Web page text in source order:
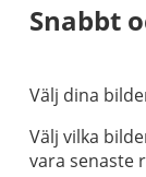
Snabbt
Välj dina
Välj vilka
vara senaste